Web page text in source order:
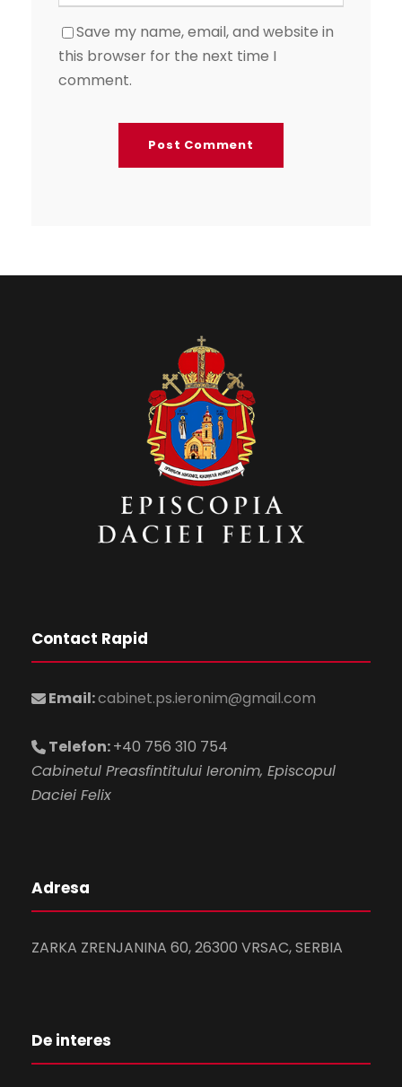
Save my name, email, and website in
this browser for the next time I
comment.
Contact Rapid
Email:cabinet.ps.ieronim@gmail.com
Telefon:+40 756 310 754
Cabinetul Preasfintitului Ieronim, Episcopul
Daciei Felix
Adresa
ZARKA ZRENJANINA 60, 26300 VRSAC, SERBIA
De interes